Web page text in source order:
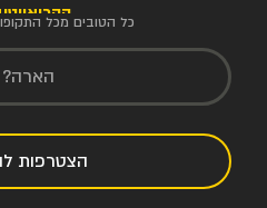
כל הטובים מכל
הארה?
הצטרפות